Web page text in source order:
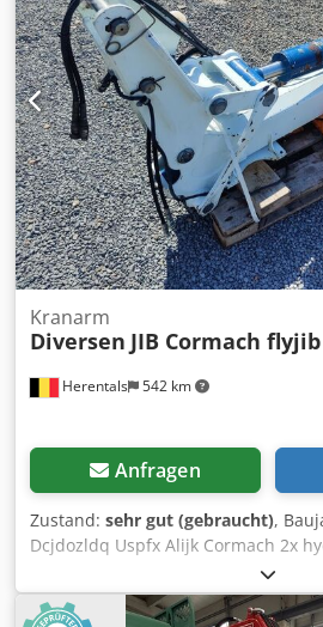
Herentals 542 km
Kranarm
Diversen JIB Cormach flyjib
Anfragen
Zustand: sehr gut (gebraucht),
Dcjdozldq Uspfx Alijk Cormach 2x
Baujahr 2007 Kommt von Cormach
Lenskensdijk 5 2200 Herentals